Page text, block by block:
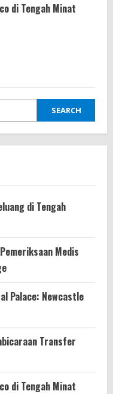
di Tengah Minat
SEARCH
di Tengah
Medis
Palace: Newcastle
Transfer
di Tengah Minat